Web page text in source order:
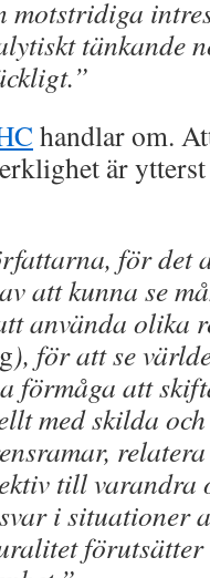
tänkande
handlar om.
är
för det
att kunna se
använda olika
), för att se
förmåga att
med skilda
till varandra
i situationer
förutsätter